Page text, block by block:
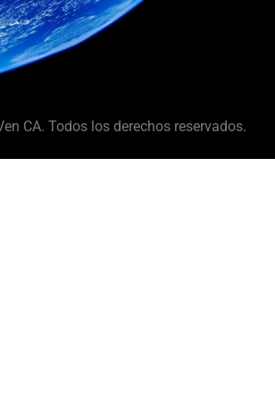
CA. Todos los derechos reservados.